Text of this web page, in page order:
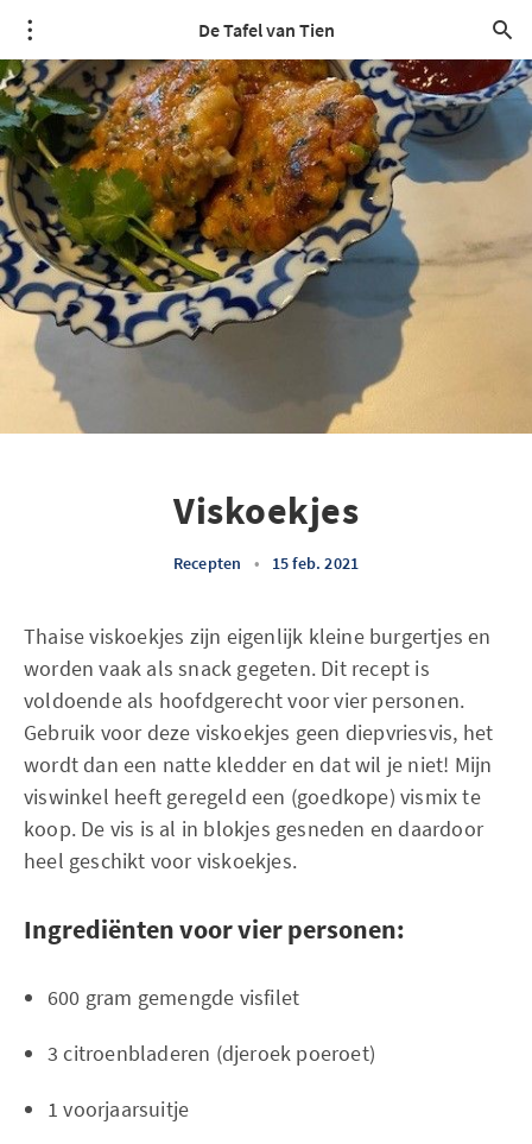
De Tafel van Tien
Viskoekjes
Recepten • 15 feb. 2021
Thaise viskoekjes zijn eigenlijk kleine burgertjes en
worden vaak als snack gegeten. Dit recept is
voldoende als hoofdgerecht voor vier personen.
Gebruik voor deze viskoekjes geen diepvriesvis, het
wordt dan een natte kledder en dat wil je niet! Mijn
viswinkel heeft geregeld een (goedkope) vismix te
koop. De vis is al in blokjes gesneden en daardoor
heel geschikt voor viskoekjes.
Ingrediënten voor vier personen:
600 gram gemengde visfilet
3 citroenbladeren (djeroek poeroet)
1 voorjaarsuitje